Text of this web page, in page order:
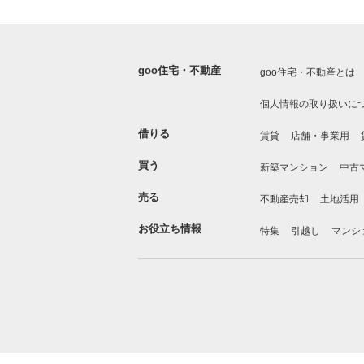
goo住宅・不動産 goo住宅・不動産とは
個人情報の取り扱いに
借りる 賃貸 店舗・事業用
買う 新築マンション 中古
売る 不動産売却 土地活用
お役立ち情報 特集 引越し マンシ